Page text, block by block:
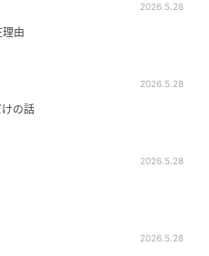
2026.5.28
由
2026.5.28
の話
2026.5.28
2026.5.28